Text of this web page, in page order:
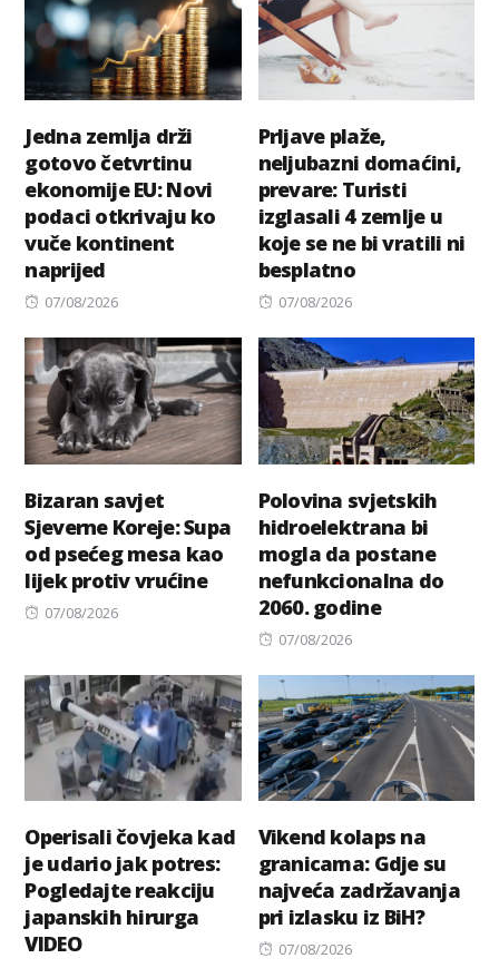
Jedna zemlja drži
gotovo četvrtinu
ekonomije EU: Novi
podaci otkrivaju ko
vuče kontinent
naprijed
Posted
07/08/2026
Prljave plaže,
neljubazni domaćini,
prevare: Turisti
izglasali 4 zemlje u
koje se ne bi vratili ni
besplatno
Posted
07/08/2026
Bizaran savjet
Sjeverne Koreje: Supa
od psećeg mesa kao
lijek protiv vrućine
Posted
07/08/2026
Polovina svjetskih
hidroelektrana bi
mogla da postane
nefunkcionalna do
2060. godine
Posted
07/08/2026
Operisali čovjeka kad
je udario jak potres:
Pogledajte reakciju
japanskih hirurga
VIDEO
Vikend kolaps na
granicama: Gdje su
najveća zadržavanja
pri izlasku iz BiH?
Posted
07/08/2026